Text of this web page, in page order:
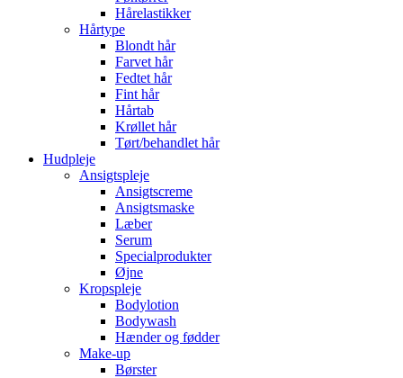
Hårelastikker
Hårtype
Blondt hår
Farvet hår
Fedtet hår
Fint hår
Hårtab
Krøllet hår
Tørt/behandlet hår
Hudpleje
Ansigtspleje
Ansigtscreme
Ansigtsmaske
Læber
Serum
Specialprodukter
Øjne
Kropspleje
Bodylotion
Bodywash
Hænder og fødder
Make-up
Børster